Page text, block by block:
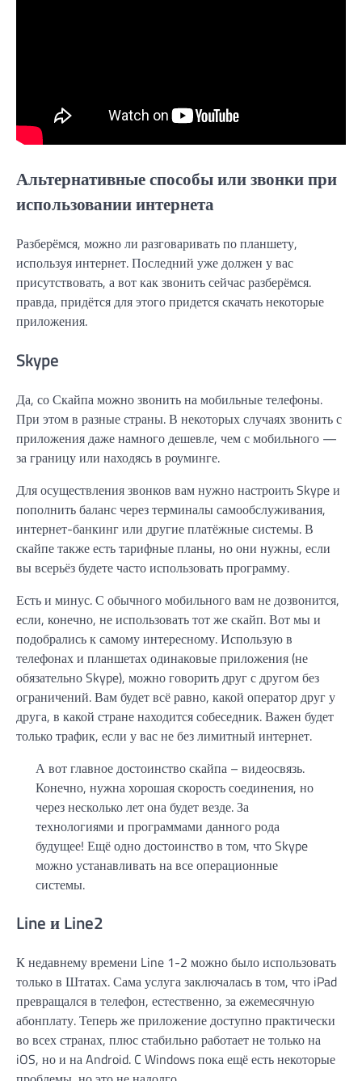
Альтернативные способы или звонки при
использовании интернета
Разберёмся, можно ли разговаривать по планшету,
используя интернет. Последний уже должен у вас
присутствовать, а вот как звонить сейчас разберёмся.
правда, придётся для этого придется скачать некоторые
приложения.
Skype
Да, со Скайпа можно звонить на мобильные телефоны.
При этом в разные страны. В некоторых случаях звонить с
приложения даже намного дешевле, чем с мобильного —
за границу или находясь в роуминге.
Для осуществления звонков вам нужно настроить Skype и
пополнить баланс через терминалы самообслуживания,
интернет-банкинг или другие платёжные системы. В
скайпе также есть тарифные планы, но они нужны, если
вы всерьёз будете часто использовать программу.
Есть и минус. С обычного мобильного вам не дозвонится,
если, конечно, не использовать тот же скайп. Вот мы и
подобрались к самому интересному. Использую в
телефонах и планшетах одинаковые приложения (не
обязательно Skype), можно говорить друг с другом без
ограничений. Вам будет всё равно, какой оператор друг у
друга, в какой стране находится собеседник. Важен будет
только трафик, если у вас не без лимитный интернет.
А вот главное достоинство скайпа – видеосвязь.
Конечно, нужна хорошая скорость соединения, но
через несколько лет она будет везде. За
технологиями и программами данного рода
будущее! Ещё одно достоинство в том, что Skype
можно устанавливать на все операционные
системы.
Line и Line2
К недавнему времени Line 1-2 можно было использовать
только в Штатах. Сама услуга заключалась в том, что iPad
превращался в телефон, естественно, за ежемесячную
абонплату. Теперь же приложение доступно практически
во всех странах, плюс стабильно работает не только на
iOS, но и на Android. C Windows пока ещё есть некоторые